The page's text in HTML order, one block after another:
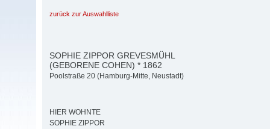
zurück zur Auswahlliste
SOPHIE ZIPPOR GREVESMÜHL
(GEBORENE COHEN) * 1862
Poolstraße 20 (Hamburg-Mitte, Neustadt)
HIER WOHNTE
SOPHIE ZIPPOR